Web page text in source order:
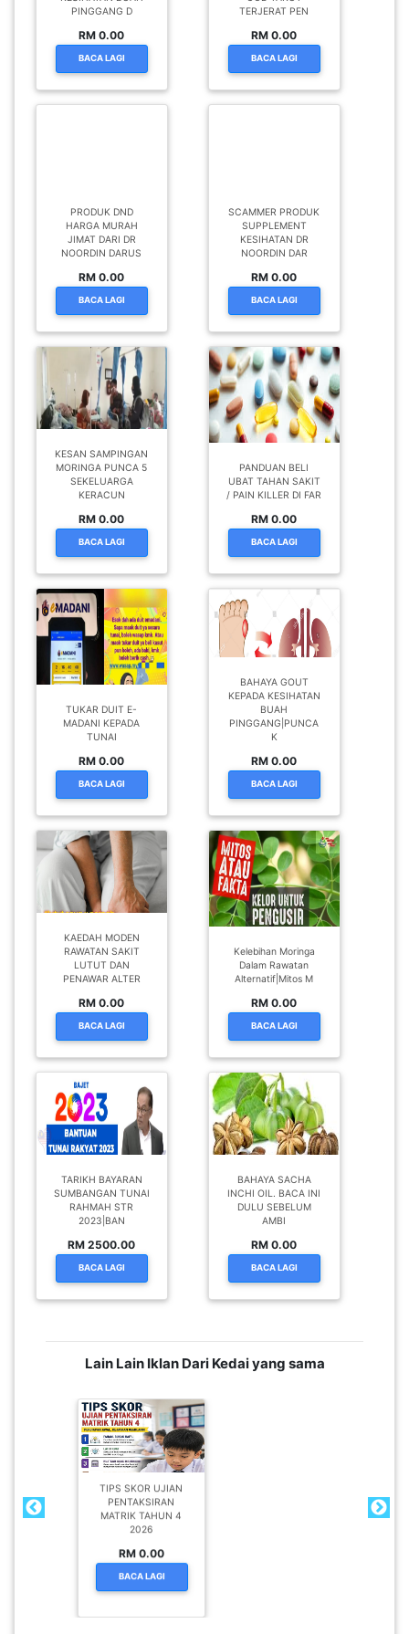
PINGGANG D
RM 0.00
BACA LAGI
TERJERAT PEN
RM 0.00
BACA LAGI
PRODUK DND
HARGA MURAH
JIMAT DARI DR
NOORDIN DARUS
RM 0.00
BACA LAGI
SCAMMER PRODUK
SUPPLEMENT
KESIHATAN DR
NOORDIN DAR
RM 0.00
BACA LAGI
KESAN SAMPINGAN
MORINGA PUNCA 5
SEKELUARGA
KERACUN
RM 0.00
BACA LAGI
PANDUAN BELI
UBAT TAHAN SAKIT
/ PAIN KILLER DI FAR
RM 0.00
BACA LAGI
TUKAR DUIT E-
MADANI KEPADA
TUNAI
RM 0.00
BACA LAGI
BAHAYA GOUT
KEPADA KESIHATAN
BUAH
PINGGANG|PUNCA
K
RM 0.00
BACA LAGI
KAEDAH MODEN
RAWATAN SAKIT
LUTUT DAN
PENAWAR ALTER
RM 0.00
BACA LAGI
Kelebihan Moringa
Dalam Rawatan
Alternatif|Mitos M
RM 0.00
BACA LAGI
TARIKH BAYARAN
SUMBANGAN TUNAI
RAHMAH STR
2023|BAN
RM 2500.00
BACA LAGI
BAHAYA SACHA
INCHI OIL. BACA INI
DULU SEBELUM
AMBI
RM 0.00
BACA LAGI
Lain Lain Iklan Dari Kedai yang sama
TIPS SKOR UJIAN
PENTAKSIRAN
MATRIK TAHUN 4
RM 0.00